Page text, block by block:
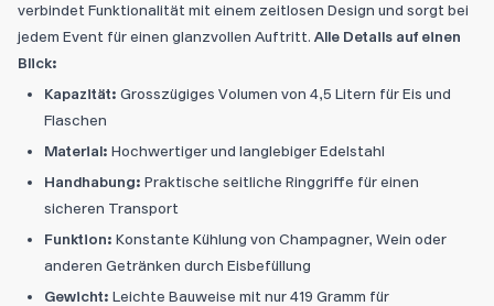
verbindet Funktionalität mit einem zeitlosen Design und sorgt bei
jedem Event für einen glanzvollen Auftritt. Alle Details auf einen
Blick:
Kapazität: Grosszügiges Volumen von 4,5 Litern für Eis und
Flaschen
Material: Hochwertiger und langlebiger Edelstahl
Handhabung: Praktische seitliche Ringgriffe für einen
sicheren Transport
Funktion: Konstante Kühlung von Champagner, Wein oder
anderen Getränken durch Eisbefüllung
Gewicht: Leichte Bauweise mit nur 419 Gramm für